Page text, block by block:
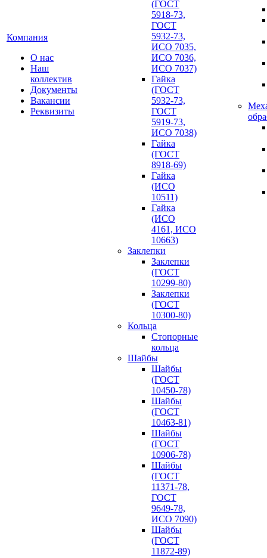
Компания
О нас
Наш
коллектив
Документы
Вакансии
Реквизиты
(ГОСТ
5918-73,
ГОСТ
5932-73,
ИСО 7035,
ИСО 7036,
ИСО 7037)
Гайка
(ГОСТ
5932-73,
ГОСТ
5919-73,
ИСО 7038)
Гайка
(ГОСТ
8918-69)
Гайка
(ИСО
10511)
Гайка
(ИСО
4161, ИСО
10663)
Заклепки
Заклепки
(ГОСТ
10299-80)
Заклепки
(ГОСТ
10300-80)
Кольца
Стопорные
кольца
Шайбы
Шайбы
(ГОСТ
10450-78)
Шайбы
(ГОСТ
10463-81)
Шайбы
(ГОСТ
10906-78)
Шайбы
(ГОСТ
11371-78,
ГОСТ
9649-78,
ИСО 7090)
Шайбы
(ГОСТ
11872-89)